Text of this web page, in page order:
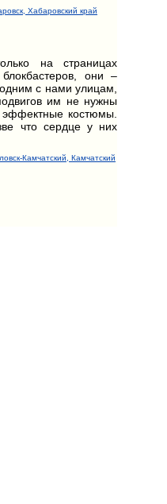
Хабаровский край
на страницах
они –
с нами улицам,
им не нужны
эффектные костюмы.
что сердце у них
Камчатский, Камчатский